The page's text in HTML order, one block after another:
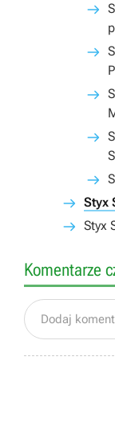
Styx
Styx
Komentarze
Dodaj